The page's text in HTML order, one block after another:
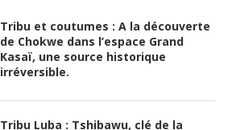
Tribu et coutumes : A la découverte
de Chokwe dans l’espace Grand
Kasaï, une source historique
irréversible.
Tribu Luba : Tshibawu, clé de la